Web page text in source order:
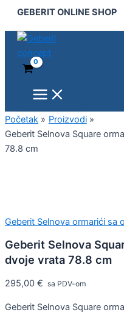
Pređi
sadržaj
GEBERIT ONLINE SHOP
Menu
Početak
Proizvodi
Geberit Selnova Square
78.8 cm
Geberit Selnova ormarići sa
Geberit Selnova
dvoje vrata 78.8 cm
295,00 € sa PDV-om
Geberit Selnova Square
Selnova
Square
ormarić
ogledalom
78.8
cm
količina